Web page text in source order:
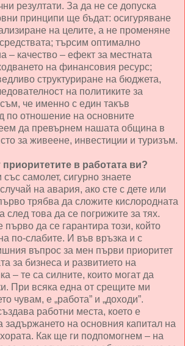
резултати. За да не се допуска
принципи ще бъдат: осигуряване
на целите, а не променяне
търсим оптимално
– качество – ефект за местната
на финансовия ресурс;
структуриране на бюджета,
на политиките за
че именно с един такъв
по отношение на основните
да превърнем нашата община в
за живеене, инвестиции и туризъм.
в работата ви?
самолет, сигурно знаете
на авария, ако сте с дете или
трябва да сложите кислородната
след това да се погрижите за тях.
първо да се гарантира този, който
по-слабите. И във връзка и с
въпрос за мен първи приоритет
за бизнеса и развитието на
– те са силните, които могат да
При всяка една от срещите ми
чувам, е „работа” и „доходи”.
работни места, което е
задържането на основния капитал на
Как ще ги подпомогнем – на